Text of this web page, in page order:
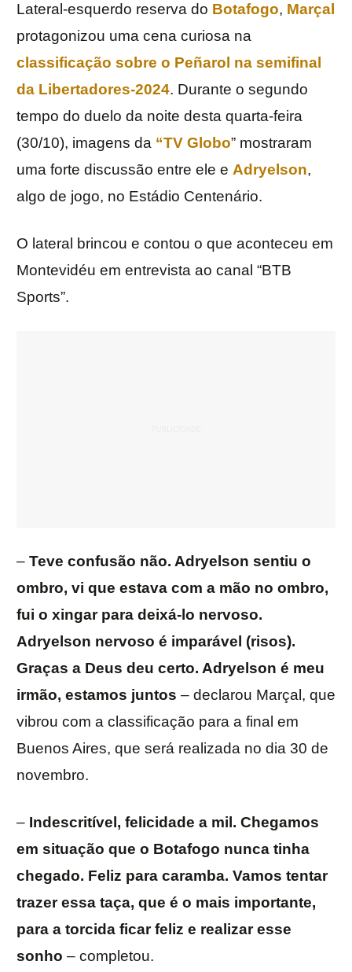
Lateral-esquerdo reserva do Botafogo, Marçal
protagonizou uma cena curiosa na
classificação sobre o Peñarol na semifinal
da Libertadores-2024. Durante o segundo
tempo do duelo da noite desta quarta-feira
(30/10), imagens da “TV Globo” mostraram
uma forte discussão entre ele e Adryelson,
algo de jogo, no Estádio Centenário.
O lateral brincou e contou o que aconteceu em
Montevidéu em entrevista ao canal “BTB
Sports”.
– Teve confusão não. Adryelson sentiu o
ombro, vi que estava com a mão no ombro,
fui o xingar para deixá-lo nervoso.
Adryelson nervoso é imparável (risos).
Graças a Deus deu certo. Adryelson é meu
irmão, estamos juntos – declarou Marçal, que
vibrou com a classificação para a final em
Buenos Aires, que será realizada no dia 30 de
novembro.
– Indescritível, felicidade a mil. Chegamos
em situação que o Botafogo nunca tinha
chegado. Feliz para caramba. Vamos tentar
trazer essa taça, que é o mais importante,
para a torcida ficar feliz e realizar esse
sonho – completou.